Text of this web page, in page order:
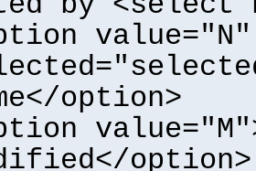
value="N"
option>
option>